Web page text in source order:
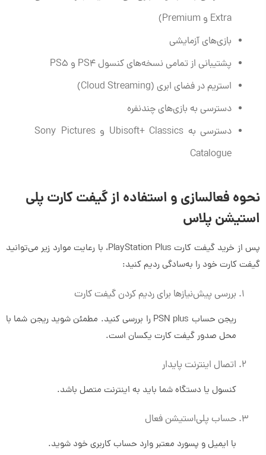
Extra و Premium)
بازی‌های آزمایشی
پشتیبانی از تمامی نسخه‌های کنسول PS4 و PS5
استریم در فضای ابری (Cloud Streaming)
دسترسی به بازی‌های چندنفره
دسترسی به Ubisoft+ Classics و Sony Pictures
Catalogue
نحوه فعالسازی و استفاده از گیفت کارت پلی
استیشن پلاس
پس از خرید گیفت کارت PlayStation Plus، با رعایت موارد زیر می‌توانید
گیفت کارت خود را به‌سادگی ردیم کنید:
بررسی پیش‌نیازها برای ردیم کردن گیفت کارت
ریجن حساب PSN plus را بررسی کنید. مطمئن شوید ریجن شما با
محل صدور گیفت کارت یکسان است.
اتصال اینترنت پایدار
کنسول یا دستگاه شما باید به اینترنت متصل باشد.
حساب پلی‌استیشن فعال
با ایمیل و پسورد معتبر وارد حساب کاربری خود شوید.